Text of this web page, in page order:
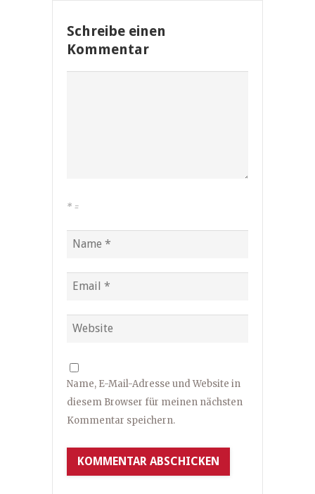
Schreibe einen
Kommentar
* =
Name, E-Mail-Adresse und Website in
diesem Browser für meinen nächsten
Kommentar speichern.